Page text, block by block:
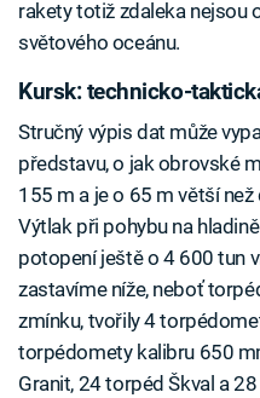
rakety totiž zdaleka nejsou
světového oceánu.
Kursk: technicko-
Stručný výpis dat může
představu, o jak obrovské
155 m a je o 65 m větší
Výtlak při pohybu na
potopení ještě o 4 600 tun
zastavíme níže, neboť
zmínku, tvořily 4
torpédomety kalibru 650
Granit, 24 torpéd Škval a